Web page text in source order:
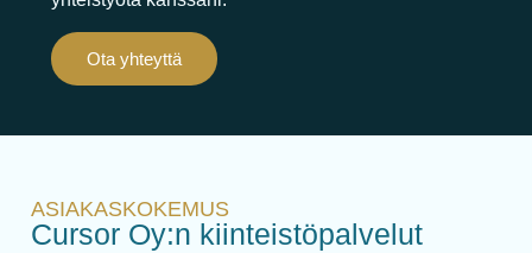
Ota yhteyttä
ASIAKASKOKEMUS
Cursor Oy:n kiinteistöpalvelut